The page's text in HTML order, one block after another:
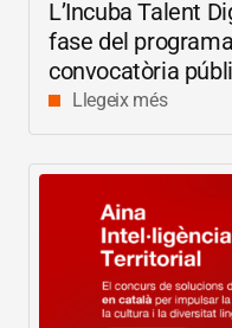
L’Incuba Talent
fase del
convocatòria
Llegeix més